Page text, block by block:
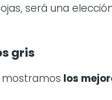
será una
gris
los